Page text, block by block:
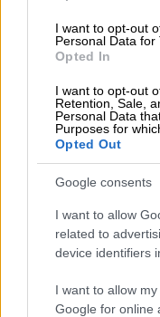
I want to opt-out
Personal Data for
Opted In
I want to opt-out
Retention, Sale,
Personal Data
Purposes for
Opted Out
Google consents
I want to allow
related to
device identifiers
I want to allow
Google for online
τουλάχιστον,
αυτό,
κλασικής
επισκεπτών.
Η
από τα
καθώς διατηρεί
κλασικής φάσης
βάσει των
Εργαστήριο του
σώζονται σε
της